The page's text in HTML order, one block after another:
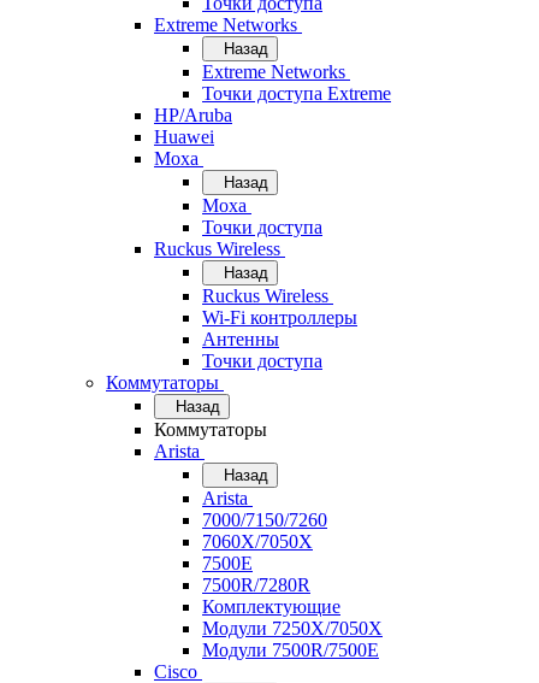
Extreme Networks
Назад
Extreme Networks
Точки доступа Extreme
HP/Aruba
Huawei
Moxa
Назад
Moxa
Точки доступа
Ruckus Wireless
Назад
Ruckus Wireless
Wi-Fi контроллеры
Антенны
Точки доступа
Коммутаторы
Назад
Коммутаторы
Arista
Назад
Arista
7000/7150/7260
7060X/7050X
7500E
7500R/7280R
Комплектующие
Модули 7250X/7050X
Модули 7500R/7500E
Cisco